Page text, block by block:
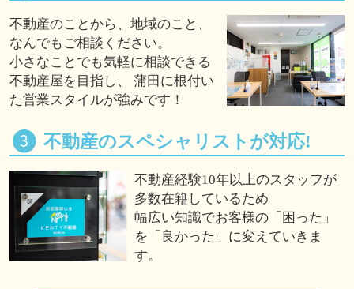
不動産のことから、地域のこと、
なんでもご相談ください。
小さなことでも気軽に相談できる
不動産屋を目指し、 蒲田に根付い
た営業スタイルが強みです！
不動産のスペシャリストが対応!
不動産経験10年以上のスタッフが
多数在籍しているため
幅広い知識でお客様の「困った」
を「良かった」に変えていきま
す。